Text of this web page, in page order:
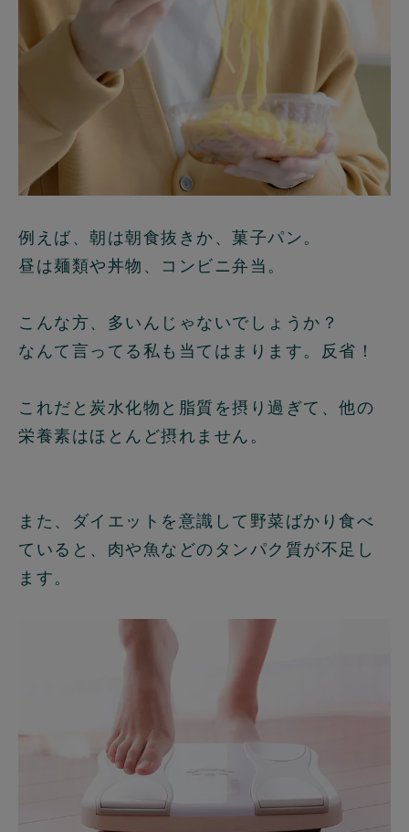
例えば、朝は朝食抜きか、菓子パン。
昼は麺類や丼物、コンビニ弁当。
こんな方、多いんじゃないでしょうか？
なんて言ってる私も当てはまります。反省！
これだと炭水化物と脂質を摂り過ぎて、他の
栄養素はほとんど摂れません。
また、ダイエットを意識して野菜ばかり食べ
ていると、肉や魚などのタンパク質が不足し
ます。